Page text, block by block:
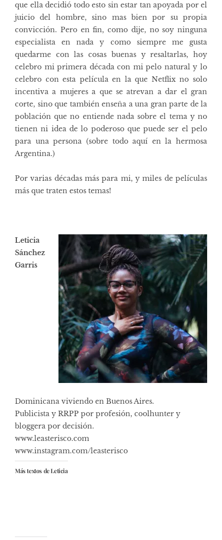
que ella decidió todo esto sin estar tan apoyada por el
juicio del hombre, sino mas bien por su propia
convicción. Pero en fin, como dije, no soy ninguna
especialista en nada y como siempre me gusta
quedarme con las cosas buenas y resaltarlas, hoy
celebro mi primera década con mi pelo natural y lo
celebro con esta película en la que Netflix no solo
incentiva a mujeres a que se atrevan a dar el gran
corte, sino que también enseña a una gran parte de la
población que no entiende nada sobre el tema y no
tienen ni idea de lo poderoso que puede ser el pelo
para una persona (sobre todo aquí en la hermosa
Argentina.)
Por varias décadas más para mi, y miles de películas
más que traten estos temas!
Leticia
Sánchez
Garris
Dominicana viviendo en Buenos Aires.
Publicista y RRPP por profesión, coolhunter y
bloggera por decisión.
www.leasterisco.com
www.instagram.com/leasterisco
Más textos de Leticia